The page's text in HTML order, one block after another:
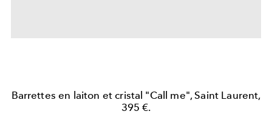
Barrettes en laiton et cristal "Call me", Saint Laurent,
395 €.